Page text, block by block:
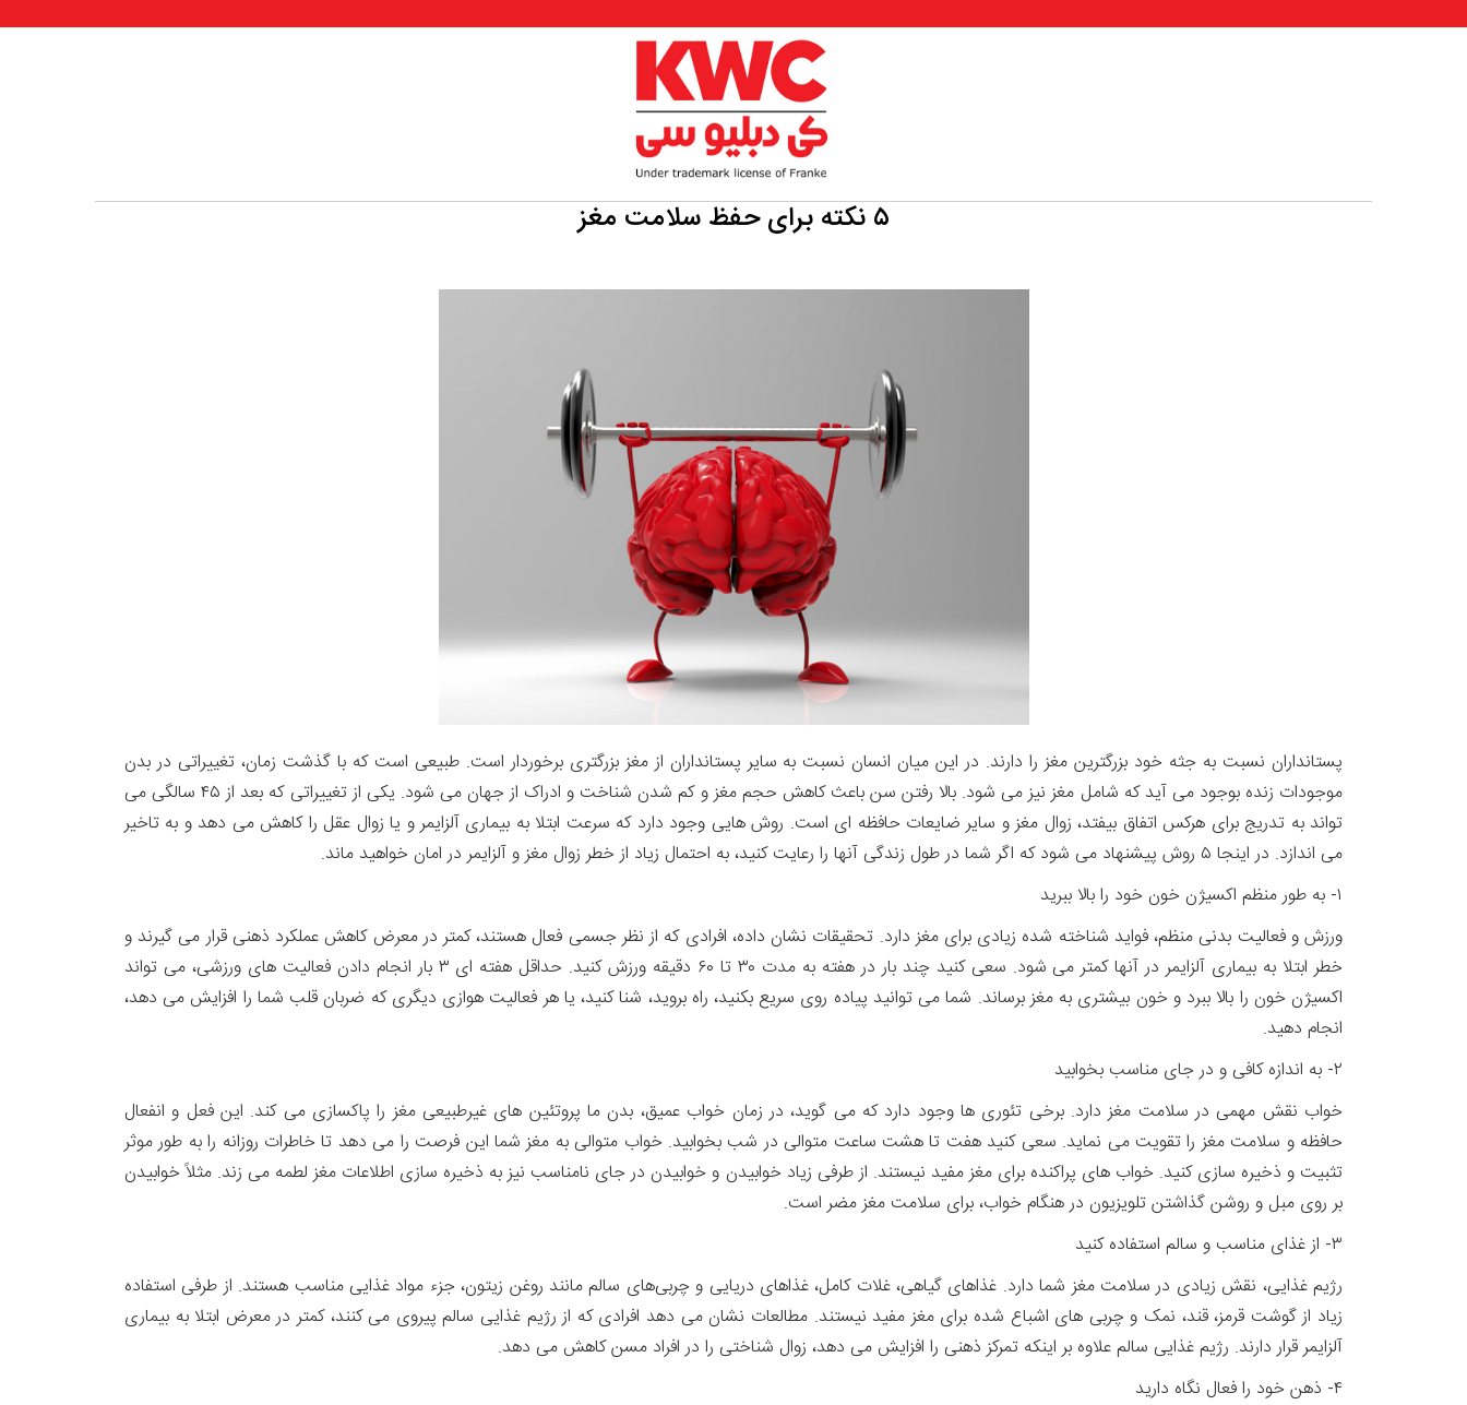
۵ نکته برای حفظ سلامت مغز
پستانداران نسبت به جثه خود بزرگترین مغز را دارند. در این میان انسان نسبت به سایر پستانداران از مغز بزرگتری برخوردار است. طبیعی است که با گذشت زمان، تغییراتی در بدن
موجودات زنده بوجود می آید که شامل مغز نیز می شود. بالا رفتن سن باعث کاهش حجم مغز و کم شدن شناخت و ادراک از جهان می شود. یکی از تغییراتی که بعد از ۴۵ سالگی می
تواند به تدریج برای هرکس اتفاق بیفتد، زوال مغز و سایر ضایعات حافظه ای است. روش هایی وجود دارد که سرعت ابتلا به بیماری آلزایمر و یا زوال عقل را کاهش می دهد و به تاخیر
می اندازد. در اینجا ۵ روش پیشنهاد می شود که اگر شما در طول زندگی آنها را رعایت کنید، به احتمال زیاد از خطر زوال مغز و آلزایمر در امان خواهید ماند.
۱- به طور منظم اکسیژن خون خود را بالا ببرید
ورزش و فعالیت بدنی منظم، فواید شناخته شده زیادی برای مغز دارد. تحقیقات نشان داده، افرادی که از نظر جسمی فعال هستند، کمتر در معرض کاهش عملکرد ذهنی قرار می گیرند و
خطر ابتلا به بیماری آلزایمر در آنها کمتر می شود. سعی کنید چند بار در هفته به مدت ۳۰ تا ۶۰ دقیقه ورزش کنید. حداقل هفته ای ۳ بار انجام دادن فعالیت های ورزشی، می تواند
اکسیژن خون را بالا ببرد و خون بیشتری به مغز برساند. شما می توانید پیاده روی سریع بکنید، راه بروید، شنا کنید، یا هر فعالیت هوازی ​​دیگری که ضربان قلب شما را افزایش می دهد،
انجام دهید.
۲- به اندازه کافی و در جای مناسب بخوابید
خواب نقش مهمی در سلامت مغز دارد. برخی تئوری ها وجود دارد که می گوید، در زمان خواب عمیق، بدن ما پروتئین های غیرطبیعی مغز را پاکسازی می کند. این فعل و انفعال
حافظه و سلامت مغز را تقویت می نماید. سعی کنید هفت تا هشت ساعت متوالی در شب بخوابید. خواب متوالی به مغز شما این فرصت را می دهد تا خاطرات روزانه را به طور موثر
تثبیت و ذخیره سازی کنید. خواب های پراکنده برای مغز مفید نیستند. از طرفی زیاد خوابیدن و خوابیدن در جای نامناسب نیز به ذخیره سازی اطلاعات مغز لطمه می زند. مثلاً خوابیدن
بر روی مبل و روشن گذاشتن تلویزیون در هنگام خواب، برای سلامت مغز مضر است.
۳- از غذای مناسب و سالم استفاده کنید
رژیم غذایی، نقش زیادی در سلامت مغز شما دارد. غذاهای گیاهی، غلات کامل، غذاهای دریایی و چربی‌های سالم مانند روغن زیتون، جزء مواد غذایی مناسب هستند. از طرفی استفاده
زیاد از گوشت قرمز، قند، نمک و چربی های اشباع شده برای مغز مفید نیستند. مطالعات نشان می دهد افرادی که از رژیم غذایی سالم پیروی می کنند، کمتر در معرض ابتلا به بیماری
آلزایمر قرار دارند. رژیم غذایی سالم علاوه بر اینکه تمرکز ذهنی را افزایش می دهد، زوال شناختی را در افراد مسن کاهش می دهد.
۴- ذهن خود را فعال نگاه دارید